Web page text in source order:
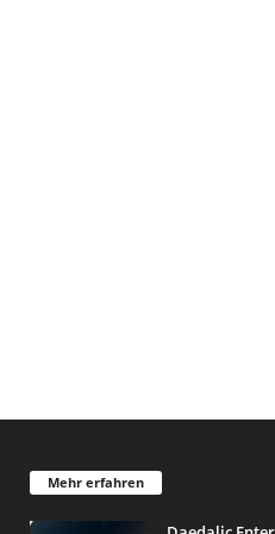
Mehr erfahren